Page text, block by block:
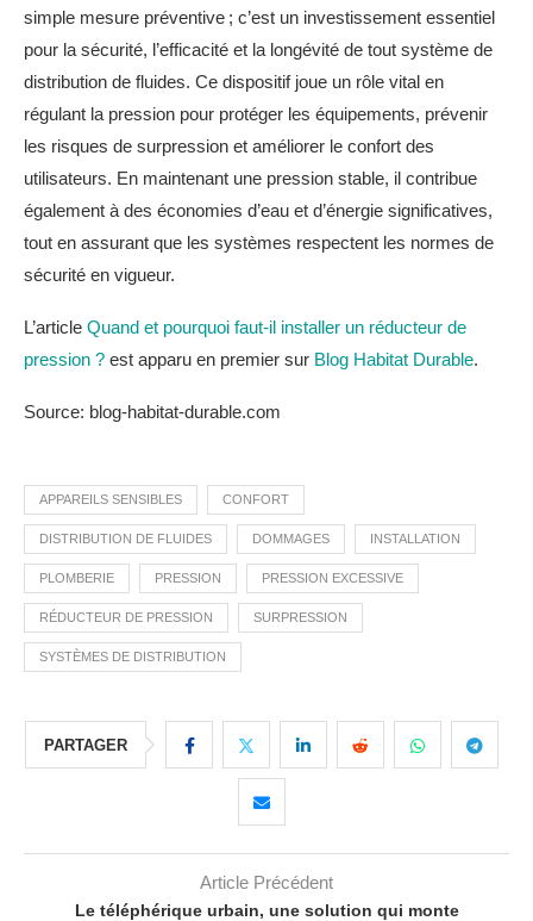
simple mesure préventive ; c’est un investissement essentiel
pour la sécurité, l’efficacité et la longévité de tout système de
distribution de fluides. Ce dispositif joue un rôle vital en
régulant la pression pour protéger les équipements, prévenir
les risques de surpression et améliorer le confort des
utilisateurs. En maintenant une pression stable, il contribue
également à des économies d’eau et d’énergie significatives,
tout en assurant que les systèmes respectent les normes de
sécurité en vigueur.
L’article Quand et pourquoi faut-il installer un réducteur de
pression ? est apparu en premier sur Blog Habitat Durable.
Source: blog-habitat-durable.com
APPAREILS SENSIBLES CONFORT
DISTRIBUTION DE FLUIDES DOMMAGES INSTALLATION
PLOMBERIE PRESSION PRESSION EXCESSIVE
RÉDUCTEUR DE PRESSION SURPRESSION
SYSTÈMES DE DISTRIBUTION
PARTAGER
Article Précédent
Le téléphérique urbain, une solution qui monte